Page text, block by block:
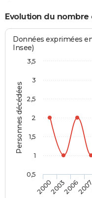
Evolution du nombre
Personnes décédées
Données exprimées
Insee)
200020032006
0,5
1
1,5
2
2,5
3
3,5